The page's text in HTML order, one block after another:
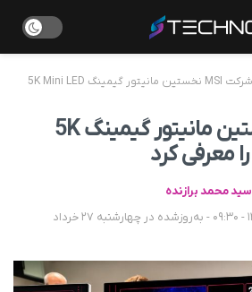
شرکت MSI نخستین مانیتور گیمینگ 5K Mini LED
شرکت MSI نخستین مانیتور گیمینگ 5K
سید محمد برازنده
سه‌شنبه 26 خرداد 1405 - 09:30 - به‌روزشده در چهارشنبه 27 خرداد